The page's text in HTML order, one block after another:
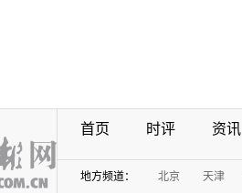
首页 时评 资讯
地方频道： 北京 天津